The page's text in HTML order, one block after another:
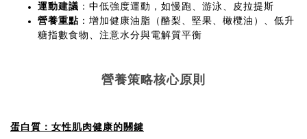
運動建議 ：中低強度運動，如慢跑、游泳、皮拉提斯
營養重點 ：增加健康油脂（酪梨、堅果、橄欖油）、低升
糖指數食物、注意水分與電解質平衡
營養策略核心原則
蛋白質：女性肌肉健康的關鍵